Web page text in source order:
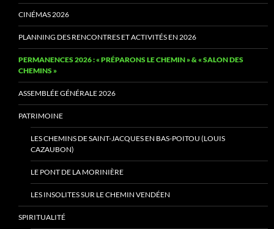
CINÉMAS 2026
PLANNING DES RENCONTRES ET ACTIVITÉS EN 2026
PERMANENCES 2026 : « PRÉPARONS LE CHEMIN » & « SALON DES
CHEMINS »
ASSEMBLÉE GÉNÉRALE 2026
PATRIMOINE
LES CHEMINS DE SAINT-JACQUES EN BAS-POITOU (LOUIS
CAZAUBON)
LE PONT DE LA MORINIÈRE
LES INSOLITES SUR LE CHEMIN VENDÉEN
SPIRITUALITÉ